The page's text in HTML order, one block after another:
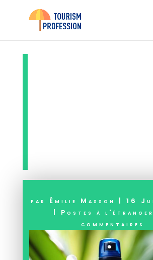
par Émilie Masson |16
| Postes à l'étranger
commentaires